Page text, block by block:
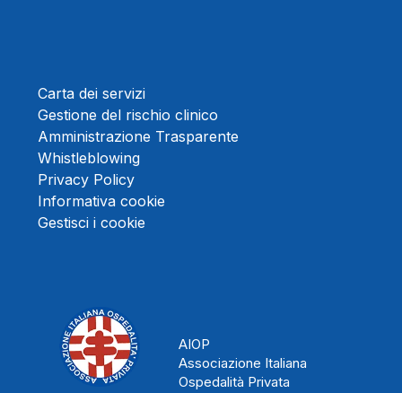
Carta dei servizi
Gestione del rischio clinico
Amministrazione Trasparente
Whistleblowing
Privacy Policy
Informativa cookie
Gestisci i cookie
AIOP
Associazione Italiana
Ospedalità Privata